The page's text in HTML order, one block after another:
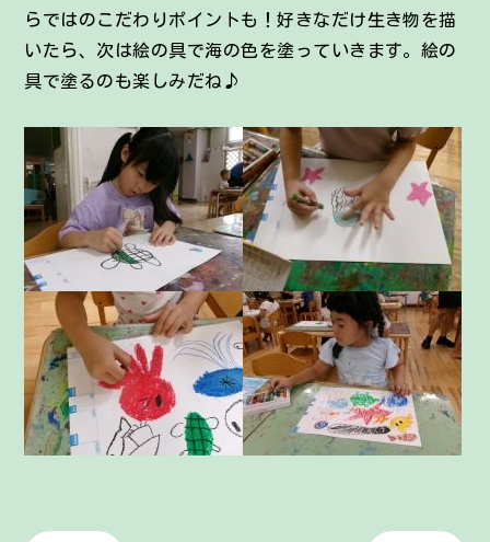
らではのこだわりポイントも！好きなだけ生き物を描
いたら、次は絵の具で海の色を塗っていきます。絵の
具で塗るのも楽しみだね♪